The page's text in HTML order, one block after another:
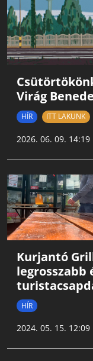
Virág
HÍR ITT LAKUNK
2026. 06. 09. 14:19
Kurjantó
legrosszabb
HÍR
2024. 05. 15. 12:09